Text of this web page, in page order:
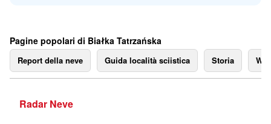
Pagine popolari di Białka Tatrzańska
Report della neve Guida località sciistica Storia
Radar Neve